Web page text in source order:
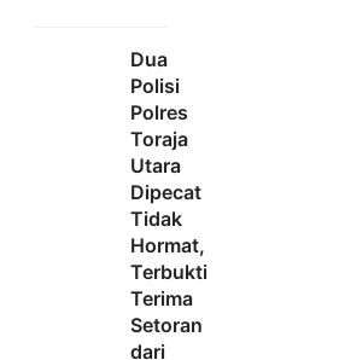
Dua
Polisi
Polres
Toraja
Utara
Dipecat
Tidak
Hormat,
Terbukti
Terima
Setoran
dari